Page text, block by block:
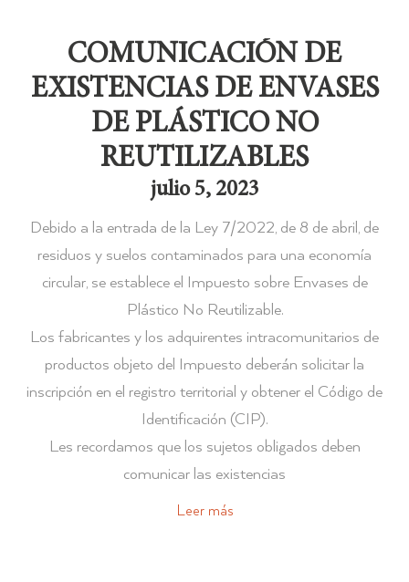
COMUNICACIÓN DE
EXISTENCIAS DE ENVASES
DE PLÁSTICO NO
REUTILIZABLES
julio 5, 2023
Debido a la entrada de la Ley 7/2022, de 8 de abril, de
residuos y suelos contaminados para una economía
circular, se establece el Impuesto sobre Envases de
Plástico No Reutilizable.
Los fabricantes y los adquirentes intracomunitarios de
productos objeto del Impuesto deberán solicitar la
inscripción en el registro territorial y obtener el Código de
Identificación (CIP).
Les recordamos que los sujetos obligados deben
comunicar las existencias
Leer más